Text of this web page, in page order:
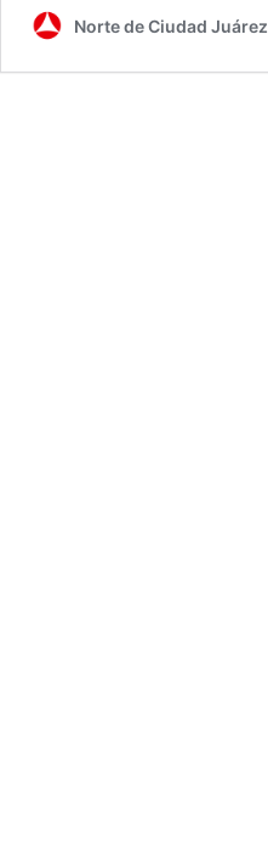
Norte de Ciudad Juárez